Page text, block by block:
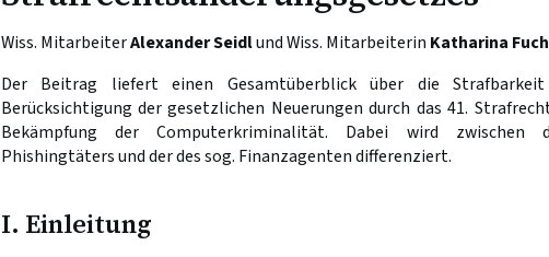
Wiss. MitarbeiterAlexander Seidlund Wiss. Mitarbeiterin Katharina
Der Beitrag liefert einen Gesamtüberblick über die
Berücksichtigung der gesetzlichen Neuerungen durch das 41.
Bekämpfung der Computerkriminalität. Dabei wird zwischen
Phishingtäters und der des sog. Finanzagenten differenziert.
I. Einleitung